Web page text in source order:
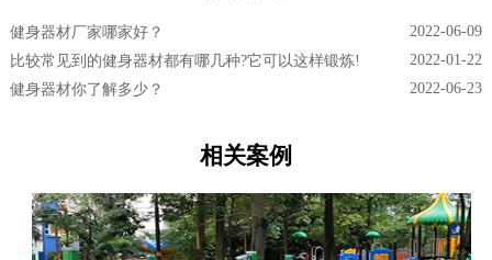
健身器材厂家哪家好？
2022-06-09
比较常见到的健身器材都有哪几种?它可以这样锻炼!
2022-01-22
健身器材你了解多少？
2022-06-23
相关案例